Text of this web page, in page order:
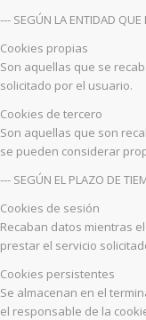
--- SEGÚN LA ENTIDAD QUE
Cookies propias
Son aquellas que se
solicitado por el usuario.
Cookies de tercero
Son aquellas que son
se pueden considerar
--- SEGÚN EL PLAZO DE
Cookies de sesión
Recaban datos mientras
prestar el servicio
Cookies persistentes
Se almacenan en el
el responsable de la